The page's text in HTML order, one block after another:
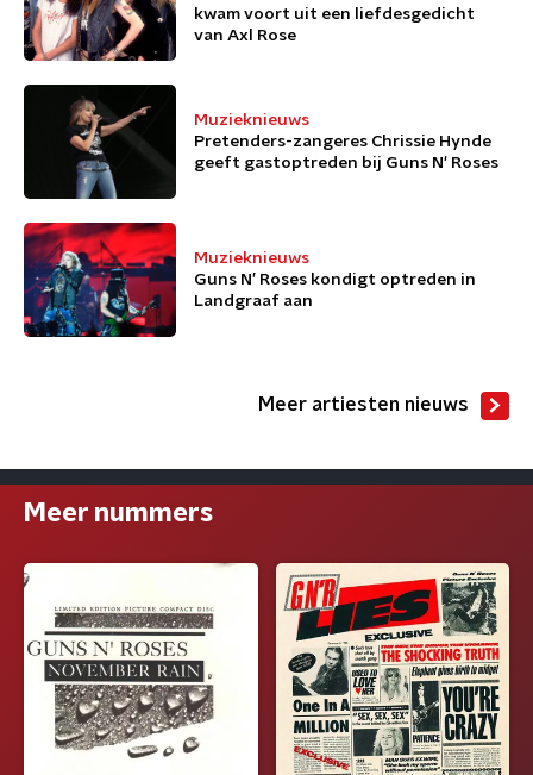
kwam voort uit een liefdesgedicht
van Axl Rose
Muzieknieuws
Pretenders-zangeres Chrissie Hynde
geeft gastoptreden bij Guns N' Roses
Muzieknieuws
Guns N’ Roses kondigt optreden in
Landgraaf aan
Meer artiesten nieuws
Meer nummers